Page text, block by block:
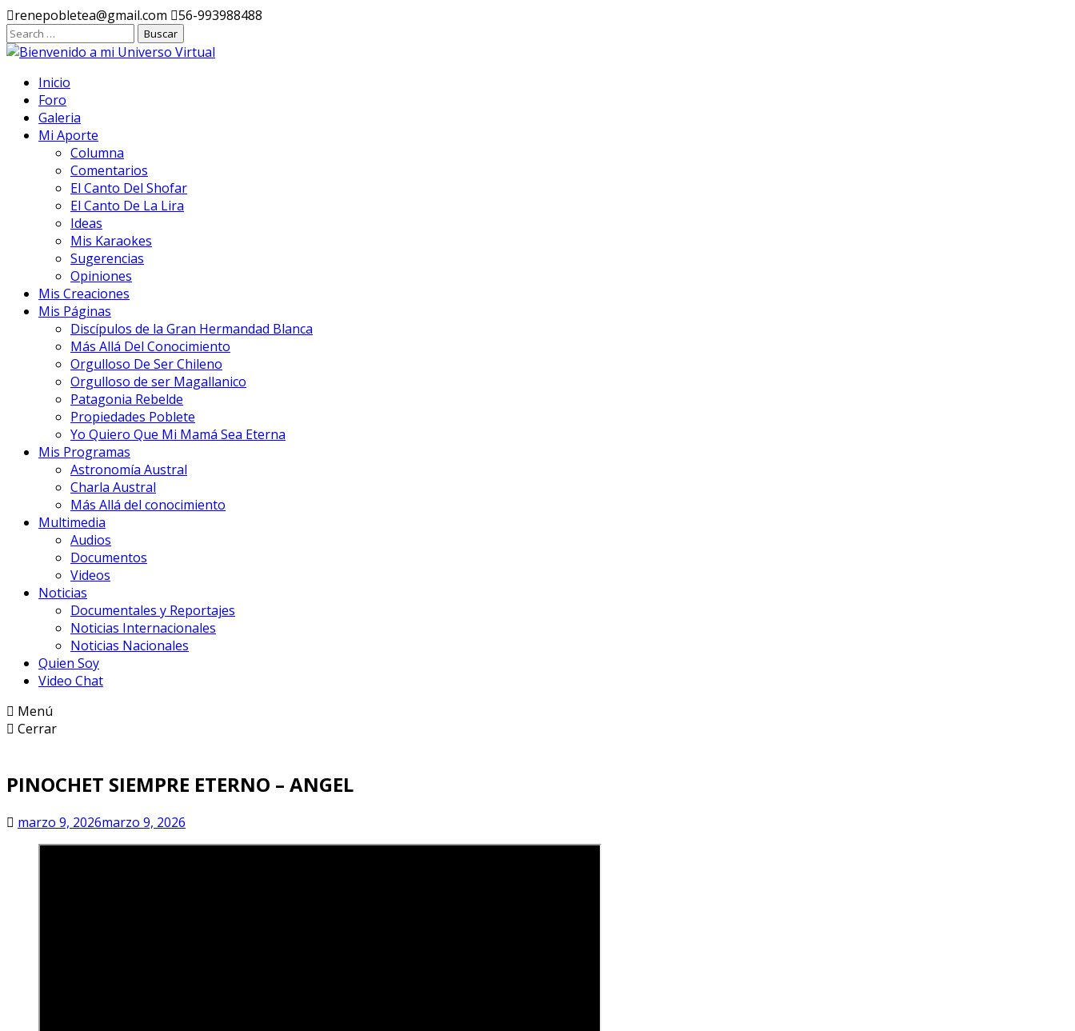
Ir
al
contenido
renepobletea@gmail.com 56-993988488
Inicio
Foro
Galeria
Mi Aporte
Columna
Comentarios
El Canto Del Shofar
El Canto De La Lira
Ideas
Mis Karaokes
Sugerencias
Opiniones
Mis Creaciones
Mis Páginas
Discípulos de la Gran Hermandad Blanca
Más Allá Del Conocimiento
Orgulloso De Ser Chileno
Orgulloso de ser Magallanico
Patagonia Rebelde
Propiedades Poblete
Yo Quiero Que Mi Mamá Sea Eterna
Mis Programas
Astronomía Austral
Charla Austral
Más Allá del conocimiento
Multimedia
Audios
Documentos
Videos
Noticias
Documentales y Reportajes
Noticias Internacionales
Noticias Nacionales
Quien Soy
Video Chat
Menú
Cerrar
PINOCHET SIEMPRE ETERNO – ANGEL
marzo 9, 2026marzo 9, 2026